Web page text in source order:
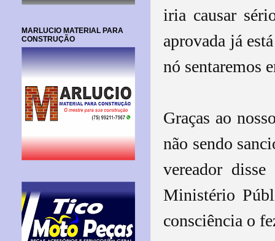
iria causar
aprovada já
nó sentaremos
Graças ao
não sendo
vereador
Ministério
consciência o
MARLUCIO MATERIAL PARA
CONSTRUÇÃO